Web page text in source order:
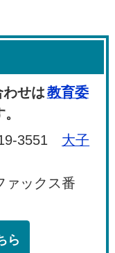
わせは教育委
3551 大子
ックス番
ら